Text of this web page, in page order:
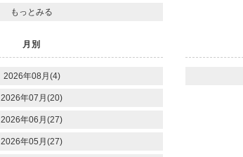
もっとみる
月別
2026年08月(4)
2026年07月(20)
2026年06月(27)
2026年05月(27)